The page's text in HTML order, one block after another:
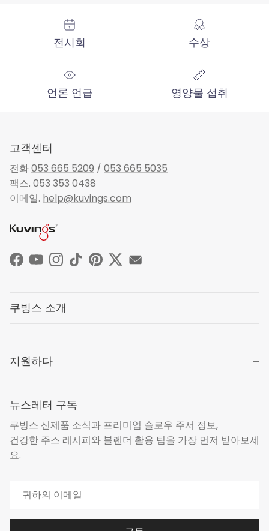
전시회 수상
언론 언급 영양물 섭취
고객센터
전화053 665 5209 / 053 665 5035
팩스. 053 353 0438
이메일. help@kuvings.com
Facebook
YouTubeInstagram
TikTokPinterest
Twitter
쿠빙스 소개
지원하다
뉴스레터 구독
쿠빙스 신제품 소식과 프리미엄 슬로우 주서 정보,
건강한 주스 레시피와 블렌더 활용 팁을 가장 먼저 받아보세
요.